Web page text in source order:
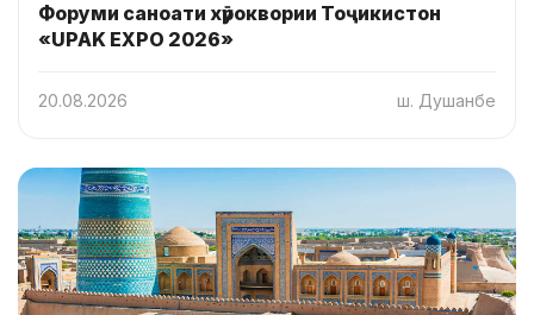
Форуми саноати хӯроквории Тоҷикистон
«UPAK EXPO 2026»
20.08.2026 ш. Душанбе